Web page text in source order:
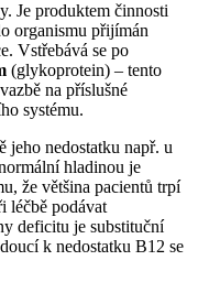
Je produktem činnosti
organismu přijímán
Vstřebává se po
(glykoprotein) – tento
na příslušné
systému.
jeho nedostatku např. u
hladinou je
že většina pacientů trpí
léčbě podávat
deficitu je substituční
k nedostatku B12 se